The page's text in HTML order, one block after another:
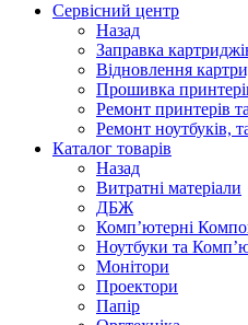
Сервісний центр
Назад
Заправка
Відновлення
Прошивка
Ремонт
Ремонт ноутбуків,
Каталог товарів
Назад
Витратні матеріали
ДБЖ
Комп’ютерні
Ноутбуки та
Монітори
Проектори
Папір